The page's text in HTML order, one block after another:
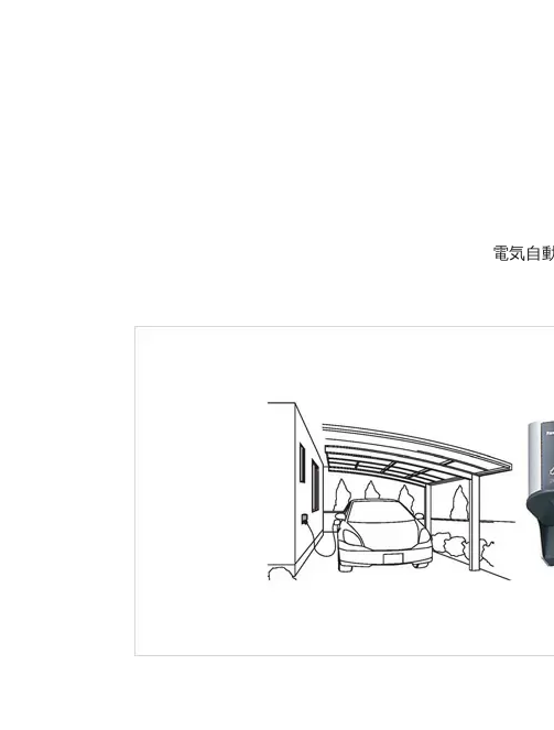
電気自